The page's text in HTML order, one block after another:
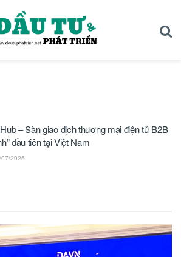
– Sàn giao dịch thương mại điện tử B2B
đầu tiên tại Việt Nam
2025